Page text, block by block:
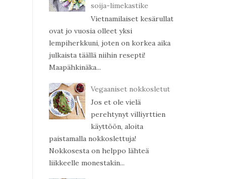
soija-limekastike
Vietnamilaiset kesärullat
ovat jo vuosia olleet yksi
lempiherkkuni, joten on korkea aika
julkaista täällä niihin resepti!
Maapähkinäka...
Vegaaniset nokkosletut
Jos et ole vielä
perehtynyt villiyrttien
käyttöön, aloita
paistamalla nokkoslettuja!
Nokkosesta on helppo lähteä
liikkeelle monestakin...